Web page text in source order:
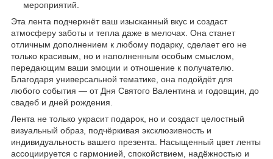
мероприятий.
Эта лента подчеркнёт ваш изысканный вкус и создаст
атмосферу заботы и тепла даже в мелочах. Она станет
отличным дополнением к любому подарку, сделает его не
только красивым, но и наполненным особым смыслом,
передающим ваши эмоции и отношение к получателю.
Благодаря универсальной тематике, она подойдёт для
любого события — от Дня Святого Валентина и годовщин, до
свадеб и дней рождения.
Лента не только украсит подарок, но и создаст целостный
визуальный образ, подчёркивая эксклюзивность и
индивидуальность вашего презента. Насыщенный цвет ленты
ассоциируется с гармонией, спокойствием, надёжностью и